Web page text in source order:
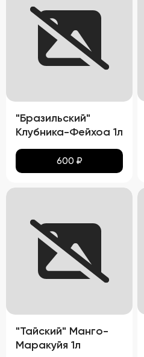
"Бразильский"
Клубника-Фейхоа 1л
600 ₽
"Тайский" Манго-
Маракуйя 1л